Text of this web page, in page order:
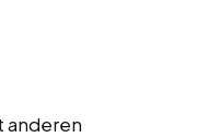
anderen